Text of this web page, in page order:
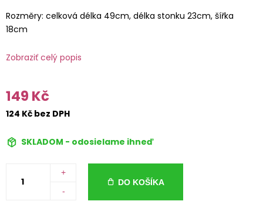
Rozměry: celková délka 49cm, délka stonku 23cm, šířka
18cm
Zobraziť celý popis
149 Kč
124 Kč bez DPH
SKLADOM - odosielame ihneď
+
-
DO KOŠÍKA